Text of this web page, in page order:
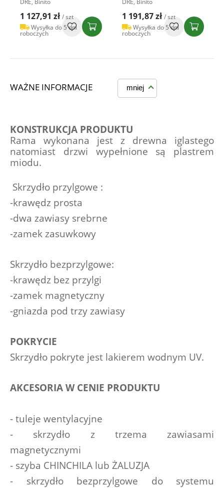
1 127,91 zł / szt
Wysyłka do 5 dni
roboczych
1 191,87 zł / szt
Wysyłka do 5 dni
roboczych
WAŻNE INFORMACJE mniej
KONSTRUKCJA PRODUKTU
Rama wykonana jest z drewna iglastego
natomiast drzwi wypełnione są plastrem
miodu.
Skrzydło przylgowe :
-krawędz prosta
-dwa zawiasy srebrne
-zamek zasuwkowy
Skrzydło bezprzylgowe:
-krawędz bez przylgi
-zamek magnetyczny
-gniazda pod trzy zawiasy
POKRYCIE
Skrzydło pokryte jest lakierem wodnym UV.
AKCESORIA W CENIE PRODUKTU
- tuleje wentylacyjne
- skrzydło z trzema zawiasami
magnetycznymi
- szyba CHINCHILA lub ŻALUZJA
- skrzydło bezprzylgowe do systemu